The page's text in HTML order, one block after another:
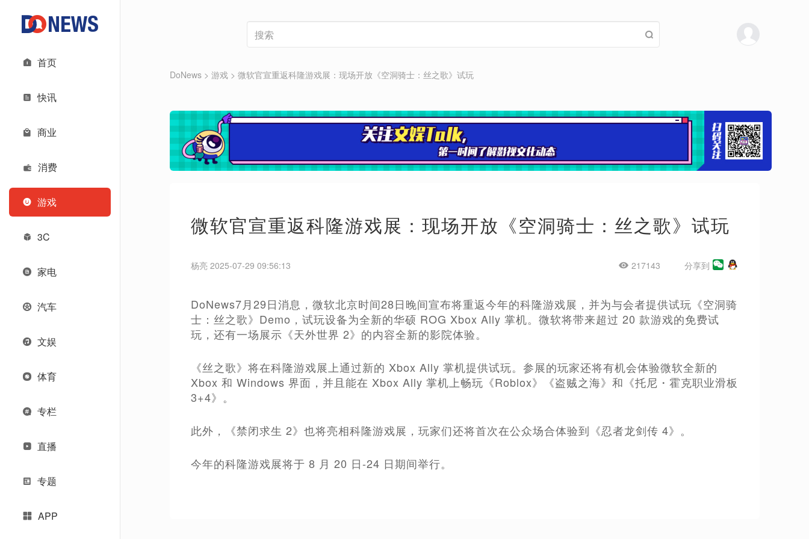
首页
快讯
商业
消费
游戏
3C
家电
汽车
文娱
体育
专栏
直播
专题
APP
DoNews > 游戏 > 微软官宣重返科隆游戏展：现场开放《空洞骑士：丝之歌》试玩
微软官宣重返科隆游戏展：现场开放《空洞骑士：丝之歌》试玩
杨亮 2025-07-29 09:56:13 217143 分享到
DoNews7月29日消息，微软北京时间28日晚间宣布将重返今年的科隆游戏展，并为与会者提供试玩《空洞骑
士：丝之歌》Demo，试玩设备为全新的华硕 ROG Xbox Ally 掌机。微软将带来超过 20 款游戏的免费试
玩，还有一场展示《天外世界 2》的内容全新的影院体验。
《丝之歌》将在科隆游戏展上通过新的 Xbox Ally 掌机提供试玩。参展的玩家还将有机会体验微软全新的
Xbox 和 Windows 界面，并且能在 Xbox Ally 掌机上畅玩《Roblox》《盗贼之海》和《托尼・霍克职业滑板
3+4》。
此外，《禁闭求生 2》也将亮相科隆游戏展，玩家们还将首次在公众场合体验到《忍者龙剑传 4》。
今年的科隆游戏展将于 8 月 20 日-24 日期间举行。